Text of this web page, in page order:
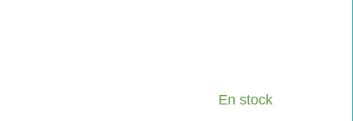
En stock